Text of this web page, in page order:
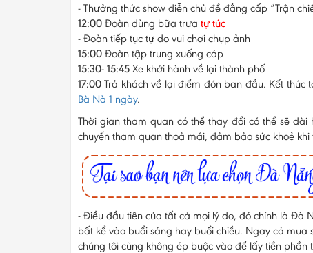
- Thưởng thức show diễn chủ đề đẳng cấp “Trận
12:00 Đoàn dùng bữa trưa tự túc
- Đoàn tiếp tục tự do vui chơi chụp ảnh
15:00 Đoàn tập trung xuống cáp
15:30- 15:45 Xe khởi hành về lại thành phố
17:00 Trả khách về lại điểm đón ban đầu. Kết
Bà Nà 1 ngày.
Thời gian tham quan có thể thay đổi có thể sẽ
chuyến tham quan thoả mái, đảm bảo sức khoẻ
- Điều đầu tiên của tất cả mọi lý do, đó chính là Đà
bất kể vào buổi sáng hay buổi chiều. Ngay cả
chúng tôi cũng không ép buộc vào để lấy tiền phần